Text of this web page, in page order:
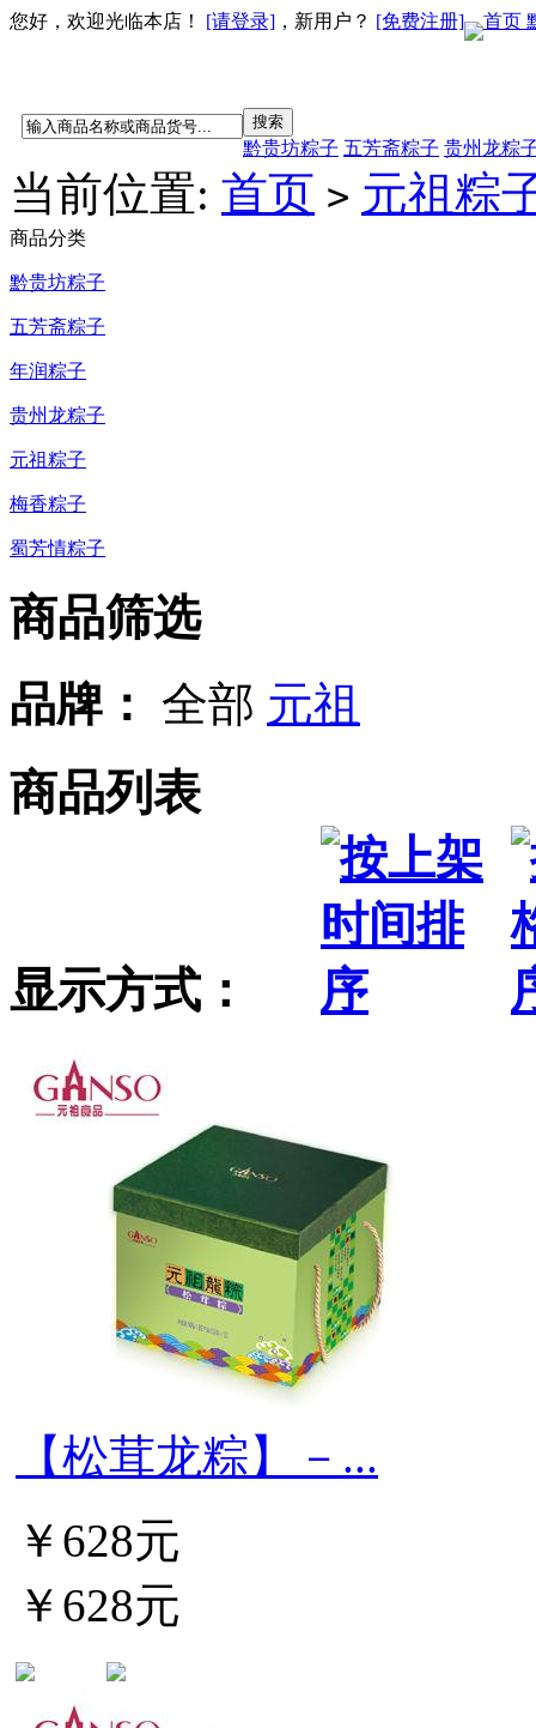
您好，欢迎光临本店！ [请登录] ，新用户？ [免费注册] 首页
黔贵坊粽子 五芳斋粽子 贵州龙粽
当前位置: 首页 > 元祖粽
商品分类
黔贵坊粽子
五芳斋粽子
年润粽子
贵州龙粽子
元祖粽子
梅香粽子
蜀芳情粽子
商品筛选
品牌： 全部 元祖
商品列表
显示方式：
【松茸龙粽】－...
￥628元
￥628元